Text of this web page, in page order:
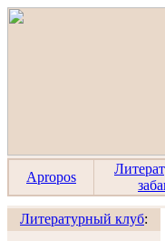
Apropos
Литературный клуб: